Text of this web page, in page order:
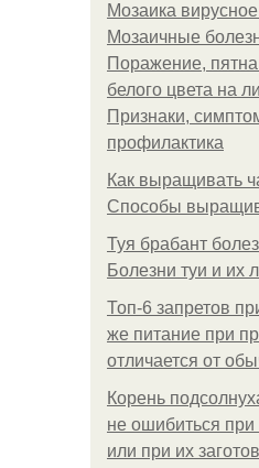
Мозаика
Мозаичные
Поражение, пятна
белого цвета на
Признаки,
профилактика
Как выращивать
Способы
Туя брабант
Болезни туи и их
Топ-6 запретов
же питание при
отличается от
Корень
не ошибиться при
или при их